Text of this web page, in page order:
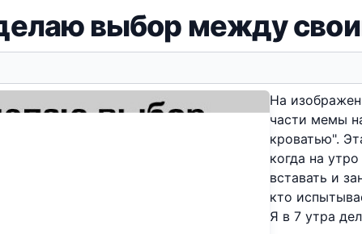
выбор между
На
части мемы
кроватью".
когда на
вставать и
кто
Я в 7 утра